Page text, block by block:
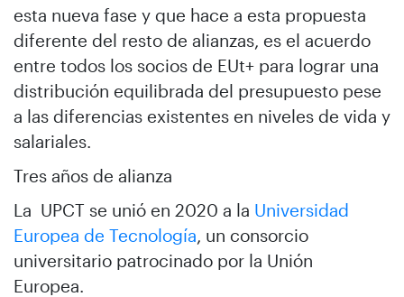
esta nueva fase y que hace a esta propuesta
diferente del resto de alianzas, es el acuerdo
entre todos los socios de EUt+ para lograr una
distribución equilibrada del presupuesto pese
a las diferencias existentes en niveles de vida y
salariales.
Tres años de alianza
La UPCT se unió en 2020 a la Universidad
Europea de Tecnología, un consorcio
universitario patrocinado por la Unión
Europea.